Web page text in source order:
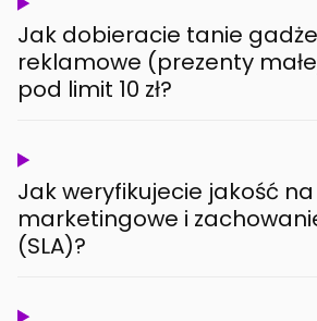
Jak dobieracie tanie
reklamowe (prezenty
pod limit 10 zł?
Jak weryfikujecie jakość
marketingowe i
(SLA)?